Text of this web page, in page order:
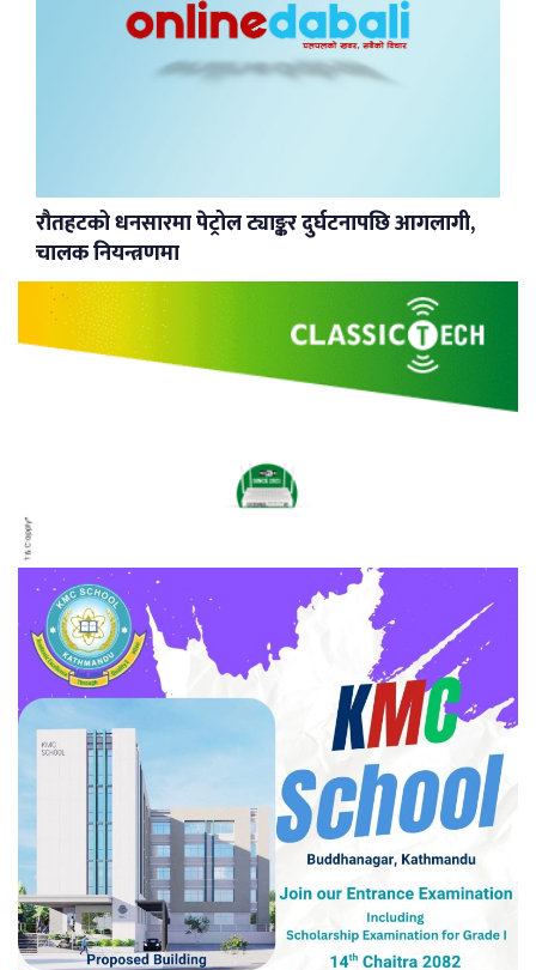
रौतहटको धनसारमा पेट्रोल ट्याङ्कर दुर्घटनापछि आगलागी,
चालक नियन्त्रणमा